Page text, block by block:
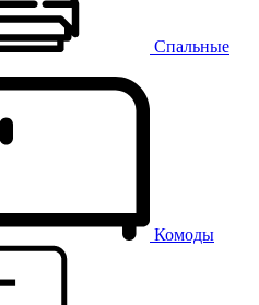
Спальные
Комоды